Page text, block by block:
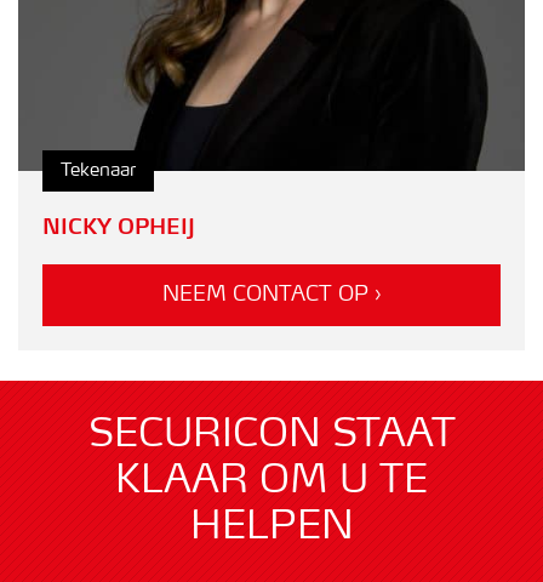
NICKY OPHEIJ
Tekenaar
NEEM CONTACT OP ›
SECURICON STAAT
KLAAR OM U TE
HELPEN